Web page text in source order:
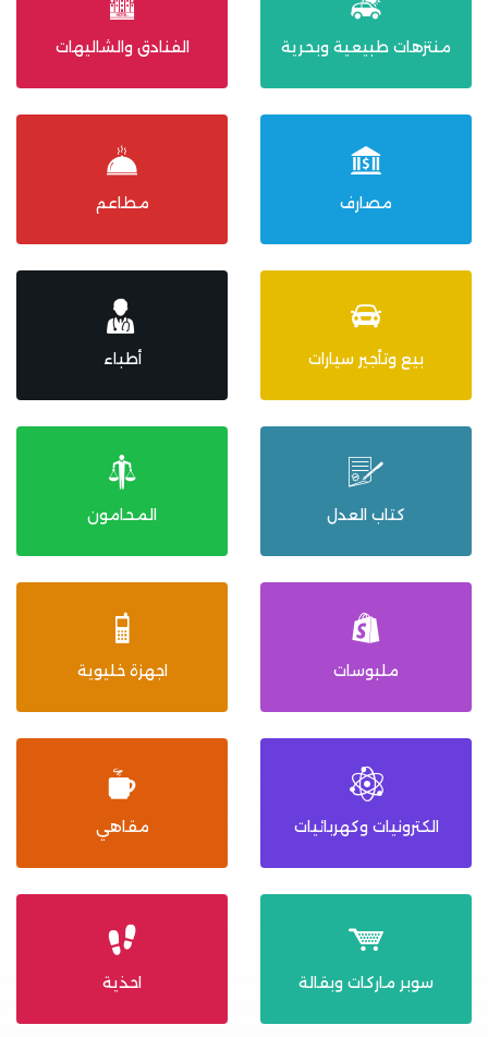
منتزهات طبيعية وبحرية الفنادق والشاليهات
مصارف مطاعم
بيع وتأجير سيارات أطباء
كتاب العدل المحامون
ملبوسات اجهزة خليوية
الكترونيات وكهربائيات مقاهي
سوبر ماركات وبقالة احذية